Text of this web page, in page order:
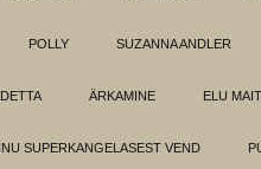
POLLY SUZANNA ANDLER
ÄRKAMINE ELU
SUPERKANGELASEST VEND